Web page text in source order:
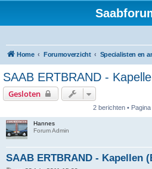
Home Forumoverzicht
SAAB ERTBRAND -
Gesloten
2 berichten • Pagina
Hannes
Forum Admin
SAAB ERTBRAND - Kapellen